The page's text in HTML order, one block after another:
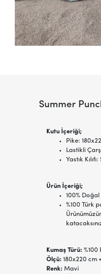
Summer
Kutu İçeriği;
Pike:
Lastikli
Yastık
Ürün İçeriği;
100%
%100 Türk
Kumaş Türü: %100
Ölçü: 180x220 cm
Renk: Mavi